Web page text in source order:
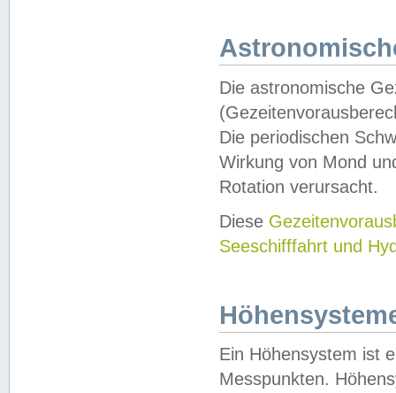
Die astronomische
Die periodischen
Wirkung von Mond
Rotation verursacht.
Diese
Seeschifffahrt und
Ein Höhensystem ist
Messpunkten.